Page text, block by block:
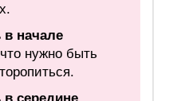
в начале
нужно быть